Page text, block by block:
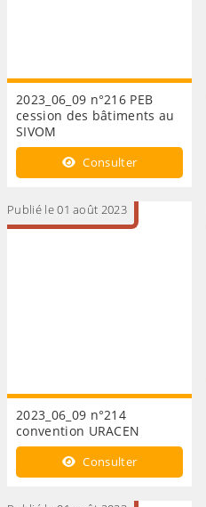
2023_06_09 n°216 PEB
cession des bâtiments au
SIVOM
Consulter
Publié le 01 août 2023
2023_06_09 n°214
convention URACEN
Consulter